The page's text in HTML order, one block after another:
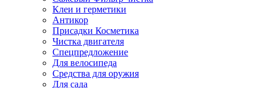
Клеи и герметики
Антикор
Присадки Косметика
Чистка двигателя
Спецпредложение
Для велосипеда
Средства для оружия
Для сада